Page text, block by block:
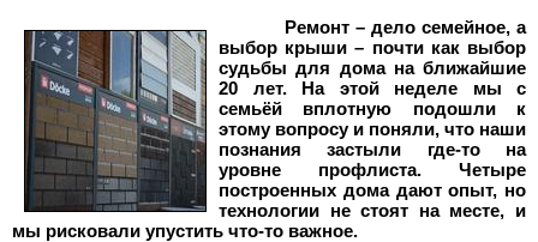
Ремонт – дело семейное, а
выбор крыши – почти как выбор
судьбы для дома на ближайшие
20 лет. На этой неделе мы с
семьёй вплотную подошли к
этому вопросу и поняли, что наши
познания застыли где-то на
уровне профлиста. Четыре
построенных дома дают опыт, но
технологии не стоят на месте, и
мы рисковали упустить что-то важное.